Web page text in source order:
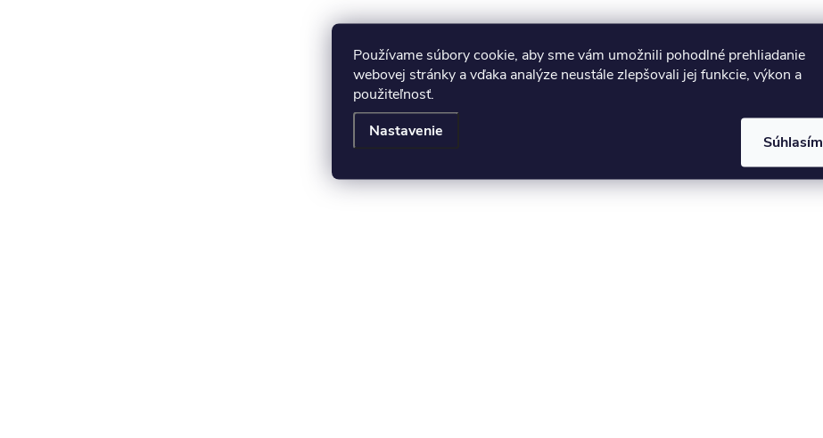
Používame súbory cookie, aby sme vám umožnili pohodlné prehliadanie
webovej stránky a vďaka analýze neustále zlepšovali jej funkcie, výkon a
použiteľnosť.
Nastavenie
Súhlasím